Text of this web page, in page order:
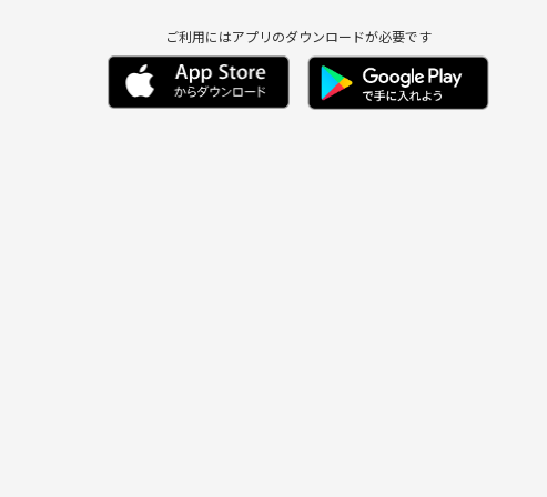
ご利用にはアプリのダウンロードが必要です